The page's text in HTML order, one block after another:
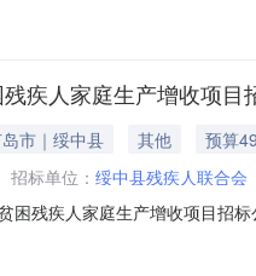
疾人家庭生产增收项目
市｜绥中县 其他
预算
招标单位： 绥中县残疾人联合会
困残疾人家庭生产增收项目招
目基本情况项目编号：JH26-